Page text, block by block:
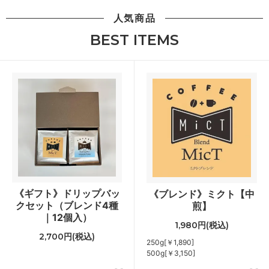
人気商品
BEST ITEMS
《ギフト》ドリップバッ
クセット（ブレンド4種
｜12個入）
2,700円(税込)
《ブレンド》ミクト【中
煎】
1,980円(税込)
250g[￥1,890]
500g[￥3,150]